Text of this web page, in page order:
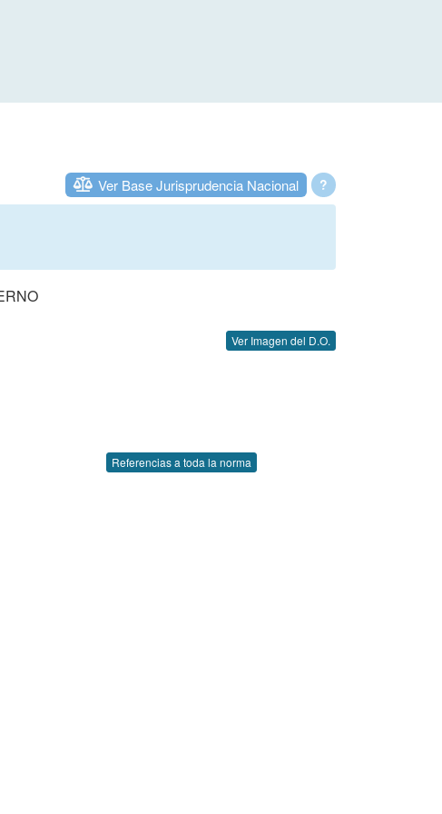
?
Ver Base Jurisprudencia Nacional
Ver Imagen del D.O.
Referencias a toda la norma